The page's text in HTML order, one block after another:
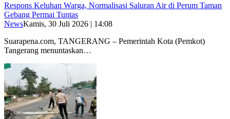
Respons Keluhan Warga, Normalisasi Saluran Air di Perum Taman
Gebang Permai Tuntas
NewsKamis, 30 Juli 2026 | 14:08
Suarapena.com, TANGERANG – Pemerintah Kota (Pemkot)
Tangerang menuntaskan…